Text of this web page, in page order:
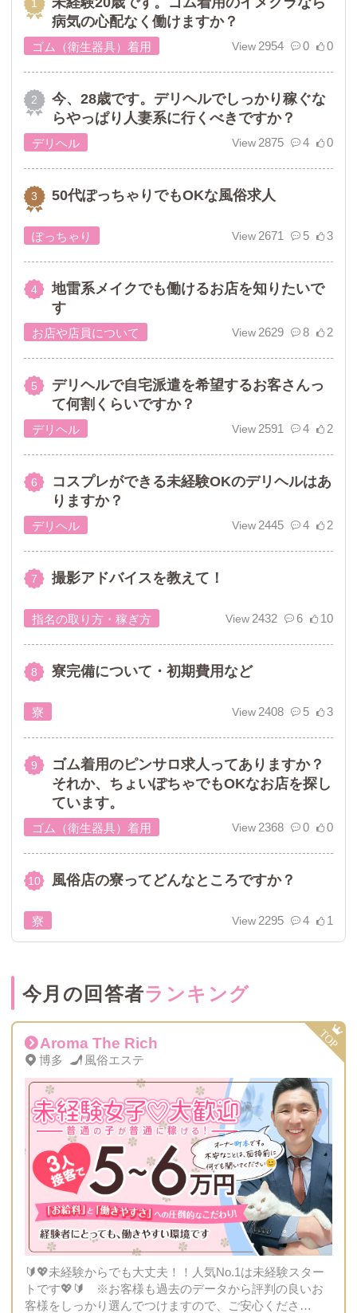
病気の心配なく働けますか？
ゴム（衛生器具）着用 2954 0 0
今、28歳です。デリヘルでしっかり稼ぐな
らやっぱり人妻系に行くべきですか？
デリヘル 2875 4 0
50代ぽっちゃりでもOKな風俗求人
ぽっちゃり 2671 5 3
地雷系メイクでも働けるお店を知りたいで
す
お店や店員について 2629 8 2
デリヘルで自宅派遣を希望するお客さんっ
て何割くらいですか？
デリヘル 2591 4 2
コスプレができる未経験OKのデリヘルはあ
りますか？
デリヘル 2445 4 2
撮影アドバイスを教えて！
指名の取り方・稼ぎ方 2432 6 10
寮完備について・初期費用など
寮 2408 5 3
ゴム着用のピンサロ求人ってありますか？
それか、ちょいぽちゃでもOKなお店を探し
ています。
ゴム（衛生器具）着用 2368 0 0
風俗店の寮ってどんなところですか？
寮 2295 4 1
今月の回答者ランキング
Aroma The Rich
博多 風俗エステ
🔰💖未経験からでも大丈夫！！人気No.1は未経験スター
トです💖🔰 ※お客様も過去のデータから評判の良いお
客様をしっかり選んでつけますので、ご安心くださ